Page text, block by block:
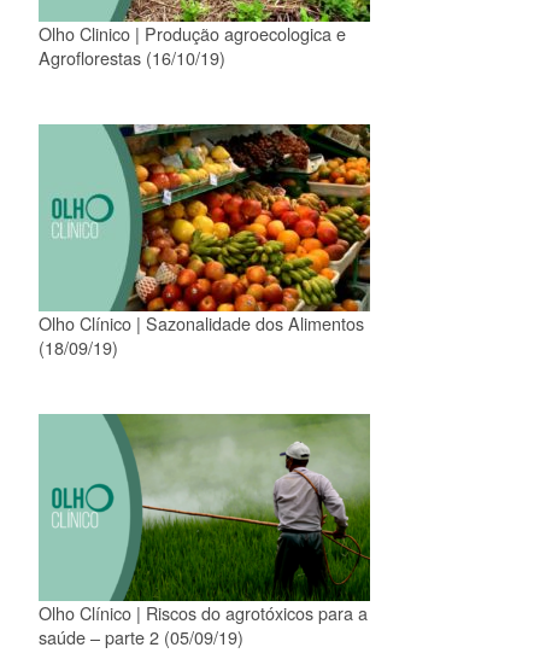
Olho Clinico | Produção agroecologica e
Agroflorestas (16/10/19)
Olho Clínico | Sazonalidade dos Alimentos
(18/09/19)
Olho Clínico | Riscos do agrotóxicos para a
saúde – parte 2 (05/09/19)